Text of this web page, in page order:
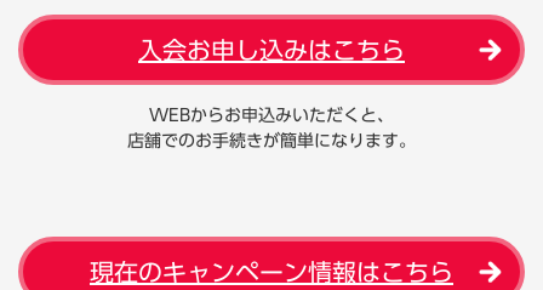
入会お申し込みはこちら
WEBからお申込みいただくと、
店舗でのお手続きが簡単になります。
現在のキャンペーン情報はこちら